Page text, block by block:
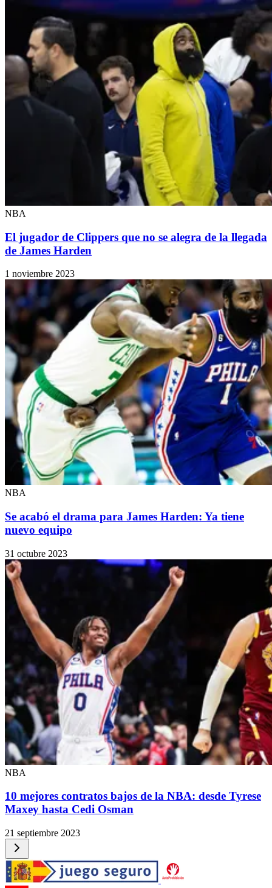
NBA
El jugador de Clippers que no se alegra de la llegada
de James Harden
1 noviembre 2023
NBA
Se acabó el drama para James Harden: Ya tiene
nuevo equipo
31 octubre 2023
NBA
10 mejores contratos bajos de la NBA: desde Tyrese
Maxey hasta Cedi Osman
21 septiembre 2023